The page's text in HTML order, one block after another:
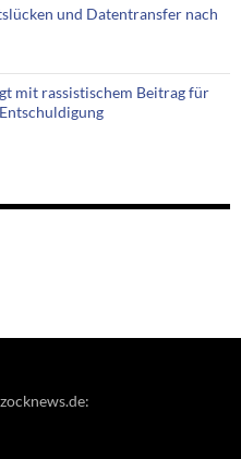
und Datentransfer nach
mit rassistischem Beitrag für